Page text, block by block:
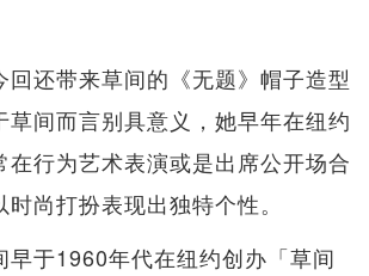
回还带来草间的《无题》帽子造型
草间而言别具意义，她早年在纽约
在行为艺术表演或是出席公开场合
尚打扮表现出独特个性。
早于1960年代在纽约创办「草间